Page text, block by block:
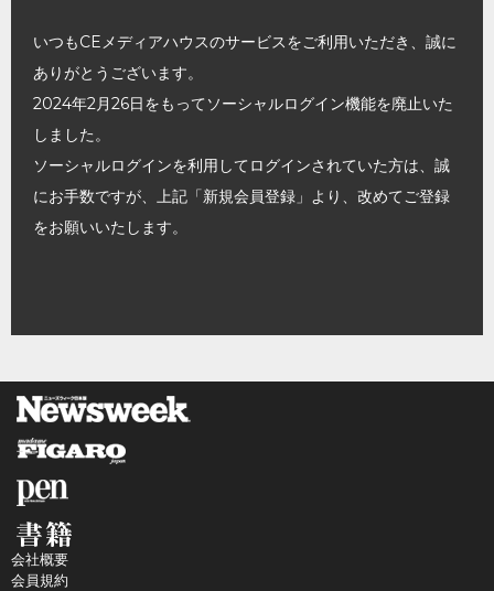
いつもCEメディアハウスのサービスをご利用いただき、誠に
ありがとうございます。
2024年2月26日をもってソーシャルログイン機能を廃止いた
しました。
ソーシャルログインを利用してログインされていた方は、誠
にお手数ですが、上記「新規会員登録」より、改めてご登録
をお願いいたします。
会社概要
会員規約